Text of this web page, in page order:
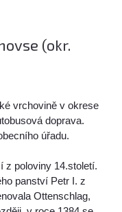
(okr.
vrchovině v okrese
doprava.
úřadu.
z poloviny 14.století.
panství Petr I. z
Ottenschlag,